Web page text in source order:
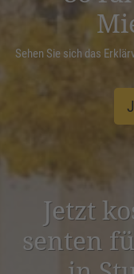
Sehen Sie sich das
Jetzt
senten